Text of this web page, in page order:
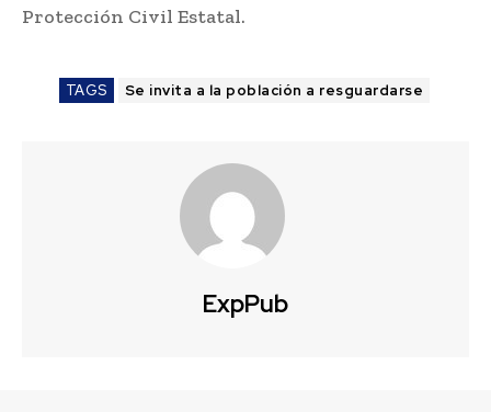
Protección Civil Estatal.
TAGS Se invita a la población a resguardarse
ExpPub